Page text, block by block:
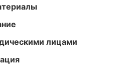
лицами